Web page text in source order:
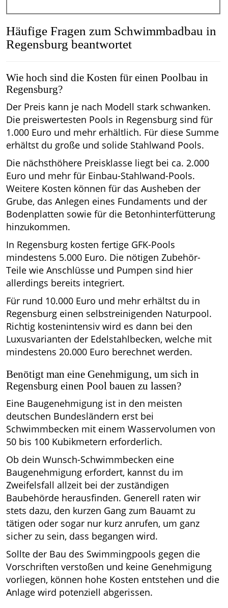
Häufige Fragen zum Schwimmbadbau in
Regensburg beantwortet
Wie hoch sind die Kosten für einen Poolbau in
Regensburg?
Der Preis kann je nach Modell stark schwanken.
Die preiswertesten Pools in Regensburg sind für
1.000 Euro und mehr erhältlich. Für diese Summe
erhältst du große und solide Stahlwand Pools.
Die nächsthöhere Preisklasse liegt bei ca. 2.000
Euro und mehr für Einbau-Stahlwand-Pools.
Weitere Kosten können für das Ausheben der
Grube, das Anlegen eines Fundaments und der
Bodenplatten sowie für die Betonhinterfütterung
hinzukommen.
In Regensburg kosten fertige GFK-Pools
mindestens 5.000 Euro. Die nötigen Zubehör-
Teile wie Anschlüsse und Pumpen sind hier
allerdings bereits integriert.
Für rund 10.000 Euro und mehr erhältst du in
Regensburg einen selbstreinigenden Naturpool.
Richtig kostenintensiv wird es dann bei den
Luxusvarianten der Edelstahlbecken, welche mit
mindestens 20.000 Euro berechnet werden.
Benötigt man eine Genehmigung, um sich in
Regensburg einen Pool bauen zu lassen?
Eine Baugenehmigung ist in den meisten
deutschen Bundesländern erst bei
Schwimmbecken mit einem Wasservolumen von
50 bis 100 Kubikmetern erforderlich.
Ob dein Wunsch-Schwimmbecken eine
Baugenehmigung erfordert, kannst du im
Zweifelsfall allzeit bei der zuständigen
Baubehörde herausfinden. Generell raten wir
stets dazu, den kurzen Gang zum Bauamt zu
tätigen oder sogar nur kurz anrufen, um ganz
sicher zu sein, dass begangen wird.
Sollte der Bau des Swimmingpools gegen die
Vorschriften verstoßen und keine Genehmigung
vorliegen, können hohe Kosten entstehen und die
Anlage wird potenziell abgerissen.